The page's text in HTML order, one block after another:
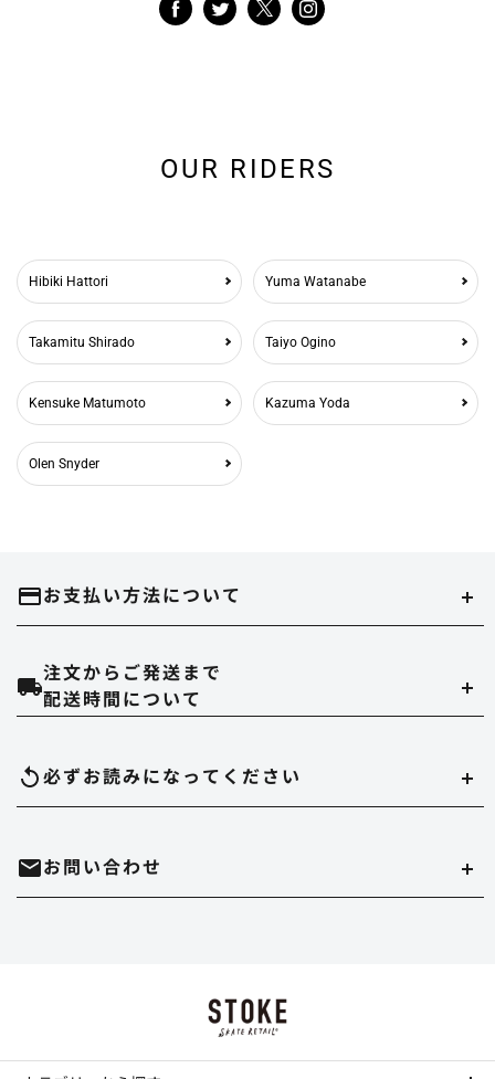
OUR RIDERS
Hibiki Hattori Yuma Watanabe
Takamitu Shirado Taiyo Ogino
Kensuke Matumoto Kazuma Yoda
Olen Snyder
お支払い方法について
クレジットカード
当ストアでは、以下のクレジット会社をご利用いただけます。
代金引換
お振込み（三菱東京UFJ銀行宛先）
注文からご発送まで
配送時間について
配達時間は午前（9～12時）、14～16時、16～18時、18～20時、19～21時
のいずれかでご指定いただけます。
・到着日の指定の場合は、ご注文の3日後から7日後までお受けさせていただ
・配達店止めをご希望の場合は、振込か事前クレジットカード払いのみお受
必ずお読みになって ください
在庫切れについて
正確を規するよう努力していますが、デッキサイズは個体差がありますし、
色に関してはそれぞれデバイスが違いますので完璧な再現は不可能です。多
少の誤差はご勘弁ください。 これらの理由の返品もお断りさせていただきま
お問い合わせ